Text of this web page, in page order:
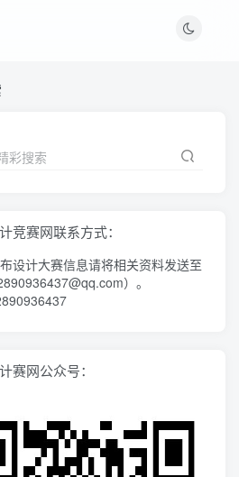
彩搜索
竞赛网联系方式：
设计大赛信息请将相关资料发送至
）。
赛网公众号：